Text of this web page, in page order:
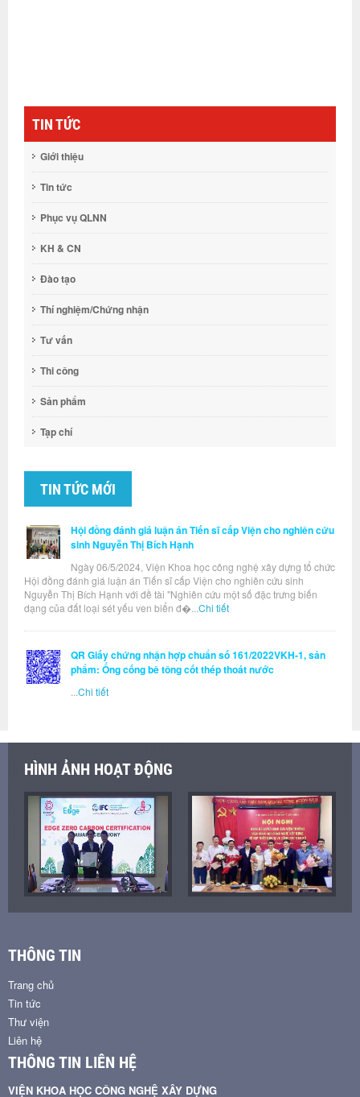
TIN TỨC
Giới thiệu
Tin tức
Phục vụ QLNN
KH & CN
Đào tạo
Thí nghiệm/Chứng nhận
Tư vấn
Thi công
Sản phẩm
Tạp chí
TIN TỨC MỚI
Hội đồng đánh giá luận án Tiến sĩ cấp Viện cho nghiên cứu
sinh Nguyễn Thị Bích Hạnh
Ngày 06/5/2024, Viện Khoa học công nghệ xây dựng tổ chức
Hội đồng đánh giá luận án Tiến sĩ cấp Viện cho nghiên cứu sinh
Nguyễn Thị Bích Hạnh với đề tài "Nghiên cứu một số đặc trưng biến
dạng của đất loại sét yếu ven biển đ�... Chi tiết
QR Giấy chứng nhận hợp chuẩn số 161/2022VKH-1, sản
phẩm: Ống cống bê tông cốt thép thoát nước
Chi tiết
HÌNH ẢNH HOẠT ĐỘNG
THÔNG TIN
Trang chủ
Tin tức
Thư viện
Liên hệ
THÔNG TIN LIÊN HỆ
VIỆN KHOA HỌC CÔNG NGHỆ XÂY DỰNG